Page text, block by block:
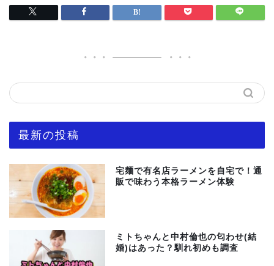
最新の投稿
宅麺で有名店ラーメンを自宅で！通
販で味わう本格ラーメン体験
ミトちゃんと中村倫也の匂わせ(結
婚)はあった？馴れ初めも調査